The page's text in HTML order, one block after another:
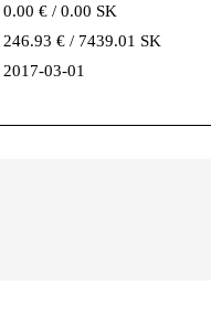
0.00 € / 0.00 SK
246.93 € / 7439.01 SK
2017-03-01